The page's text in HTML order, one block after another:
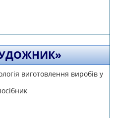
народна обрядова іграшка
виготовлення виробів у
художник»